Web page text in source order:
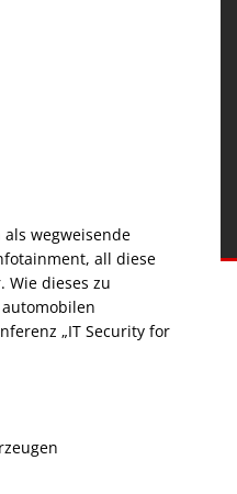
wegweisende
all diese
Wie dieses zu
„IT Security for